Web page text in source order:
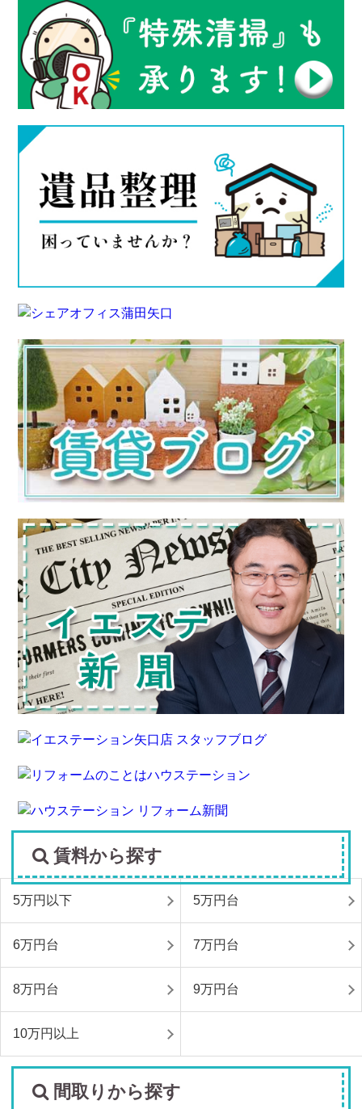
賃料から探す
5万円以下 5万円台
6万円台 7万円台
8万円台 9万円台
10万円以上
間取りから探す